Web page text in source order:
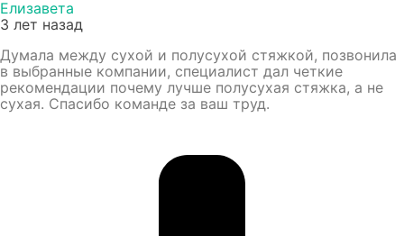
Елизавета
3 лет назад
Думала между сухой и полусухой стяжкой, позвонила
в выбранные компании, специалист дал четкие
рекомендации почему лучше полусухая стяжка, а не
сухая. Спасибо команде за ваш труд.